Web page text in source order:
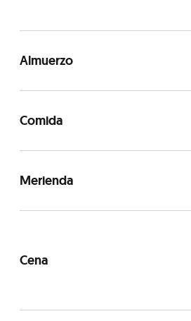
Almuerzo
Comida
Merienda
Cena